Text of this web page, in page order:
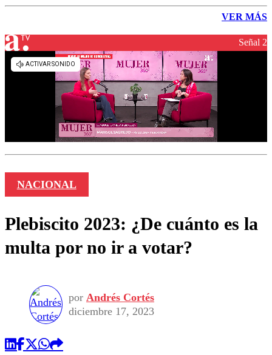
VER MÁS
Señal 2
NACIONAL
Plebiscito 2023: ¿De cuánto es la
multa por no ir a votar?
por Andrés Cortés
diciembre 17, 2023